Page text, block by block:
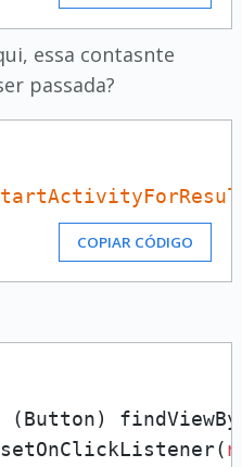
essa contasnte
passada?
COPIAR CÓDIGO
(Button)